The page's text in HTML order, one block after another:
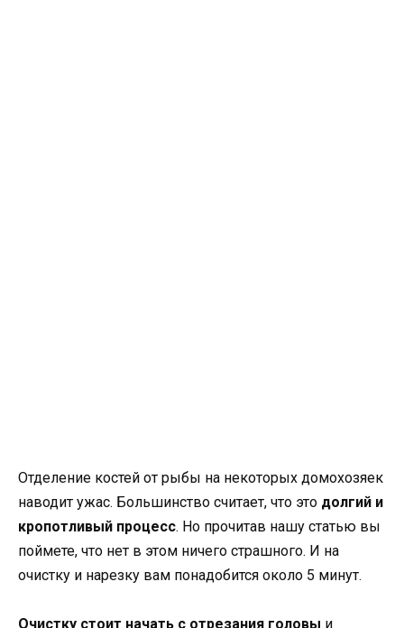
Отделение костей от рыбы на некоторых домохозяек
наводит ужас. Большинство считает, что это долгий и
кропотливый процесс. Но прочитав нашу статью вы
поймете, что нет в этом ничего страшного. И на
очистку и нарезку вам понадобится около 5 минут.
Очистку стоит начать с отрезания головы и